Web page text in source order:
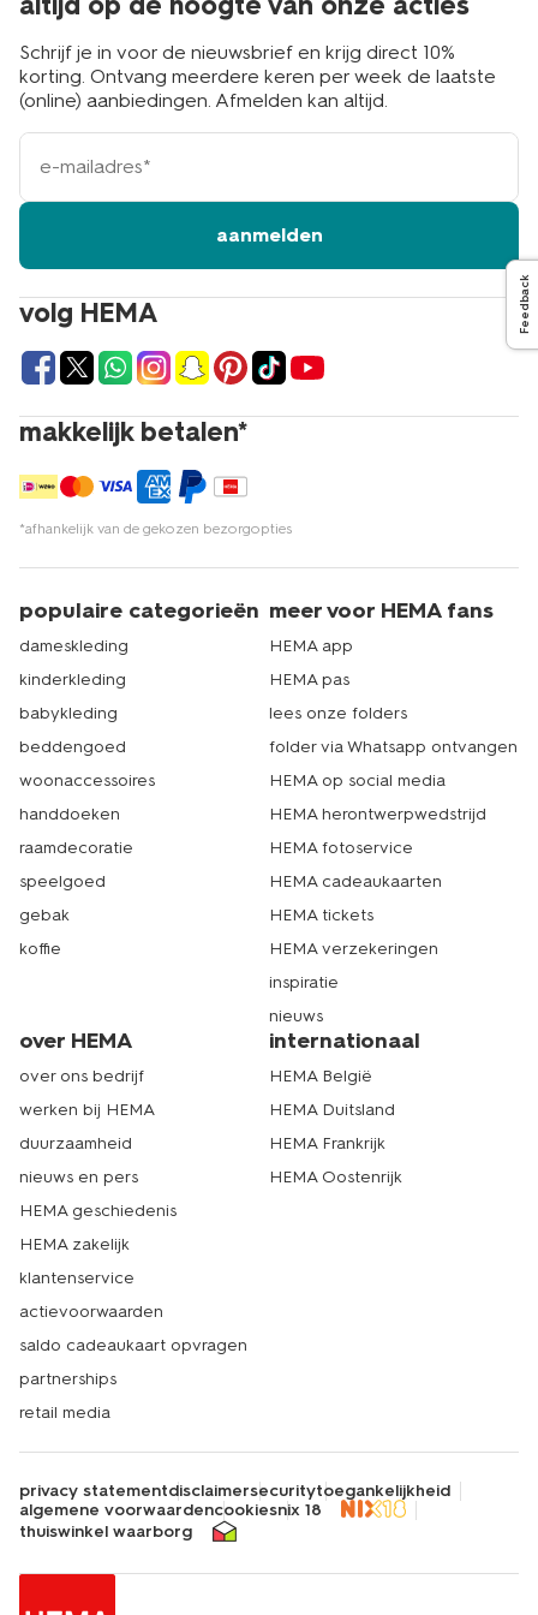
Feedback
volg HEMA
makkelijk betalen*
*afhankelijk van de gekozen bezorgopties
Schrijf je in voor de nieuwsbrief en krijg direct 10%
korting. Ontvang meerdere keren per week de laatste
(online) aanbiedingen. Afmelden kan altijd.
e-
mailadres
aanmelden
populaire categorieën
dameskleding
kinderkleding
babykleding
beddengoed
woonaccessoires
handdoeken
raamdecoratie
speelgoed
gebak
koffie
meer voor HEMA fans
HEMA app
HEMA pas
lees onze folders
folder via Whatsapp ontvangen
HEMA op social media
HEMA herontwerpwedstrijd
HEMA fotoservice
HEMA cadeaukaarten
HEMA tickets
HEMA verzekeringen
inspiratie
nieuws
over HEMA
over ons bedrijf
werken bij HEMA
duurzaamheid
nieuws en pers
HEMA geschiedenis
HEMA zakelijk
klantenservice
actievoorwaarden
saldo cadeaukaart opvragen
partnerships
retail media
internationaal
HEMA België
HEMA Duitsland
HEMA Frankrijk
HEMA Oostenrijk
privacy statementdisclaimersecuritytoegankelijkheid
algemene voorwaardencookiesnix 18
thuiswinkel waarborg